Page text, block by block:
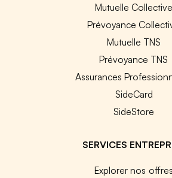
Mutuelle Collective
Prévoyance
Mutuelle TNS
Prévoyance TNS
Assurances
SideCard
SideStore
SERVICES
Explorer nos offres